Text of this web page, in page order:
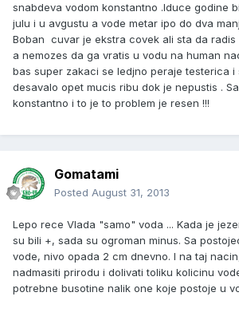
snabdeva vodom konstantno .Iduce godine
julu i u avgustu a vode metar ipo do dva
Boban cuvar je ekstra covek ali sta da
a nemozes da ga vratis u vodu na human
bas super zakaci se ledjno peraje testerica i
desavalo opet mucis ribu dok je nepustis .
konstantno i to je to problem je resen !!!
Gomatami
Posted August 31, 2013
Lepo rece Vlada "samo" voda ... Kada je
su bili +, sada su ogroman minus. Sa
vode, nivo opada 2 cm dnevno. I na taj
nadmasiti prirodu i dolivati toliku kolicinu
potrebne busotine nalik one koje postoje u